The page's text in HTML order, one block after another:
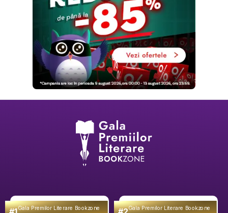
Gala Premilor Literare Bookzone
Gala Premilor Literare Bookzone